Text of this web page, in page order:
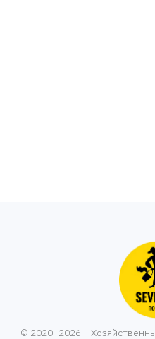
© 2020–2026 –